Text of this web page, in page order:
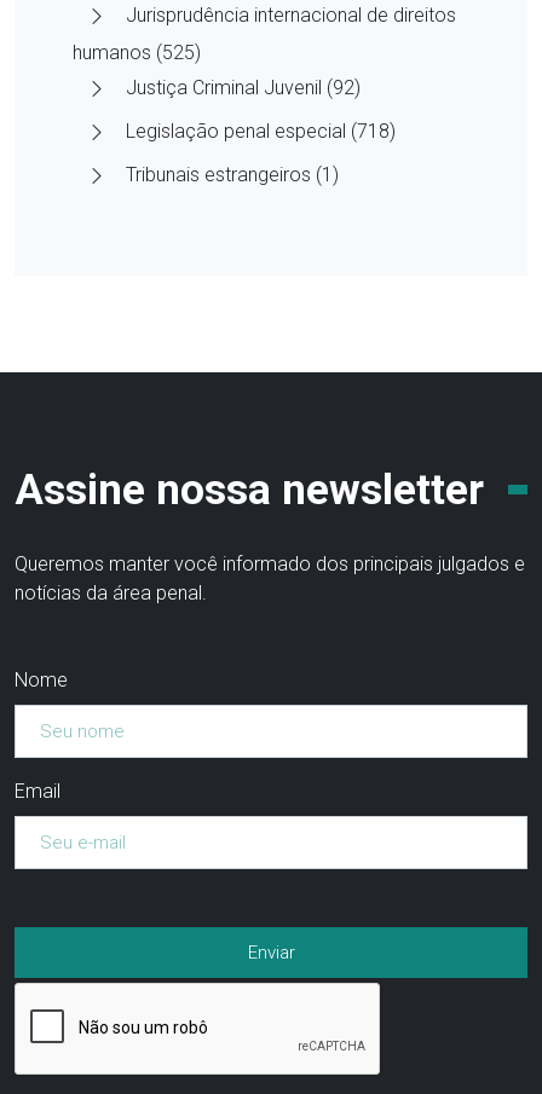
Jurisprudência internacional de direitos
humanos (525)
Justiça Criminal Juvenil (92)
Legislação penal especial (718)
Tribunais estrangeiros (1)
Assine nossa newsletter
Queremos manter você informado dos principais julgados e
notícias da área penal.
Nome
Email